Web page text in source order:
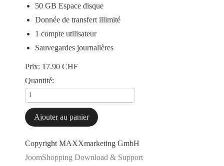
50 GB Espace disque
Donnée de transfert illimité
1 compte utilisateur
Sauvegardes journalières
Prix: 17.90 CHF
Quantité:
Copyright MAXXmarketing GmbH
JoomShopping Download & Support